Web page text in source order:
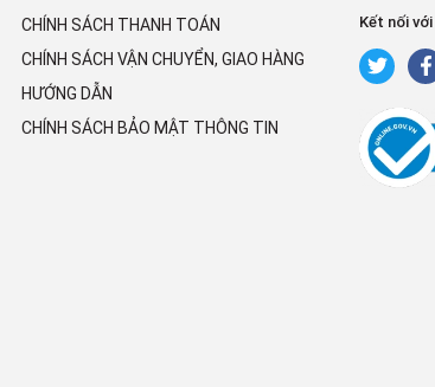
CHÍNH SÁCH THANH TOÁN
CHÍNH SÁCH VẬN CHUYỂN, GIAO HÀNG
HƯỚNG DẪN
CHÍNH SÁCH BẢO MẬT THÔNG TIN
Kết nối